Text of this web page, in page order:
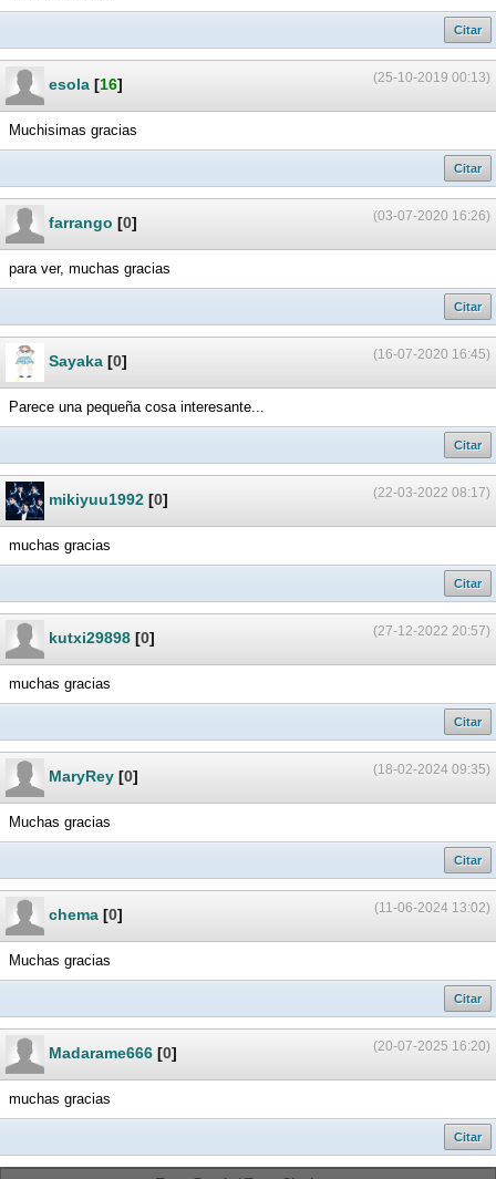
Citar
(25-10-2019 00:13)
esola [16]
Muchisimas gracias
Citar
(03-07-2020 16:26)
farrango [0]
para ver, muchas gracias
Citar
(16-07-2020 16:45)
Sayaka [0]
Parece una pequeña cosa interesante...
Citar
(22-03-2022 08:17)
mikiyuu1992 [0]
muchas gracias
Citar
(27-12-2022 20:57)
kutxi29898 [0]
muchas gracias
Citar
(18-02-2024 09:35)
MaryRey [0]
Muchas gracias
Citar
(11-06-2024 13:02)
chema [0]
Muchas gracias
Citar
(20-07-2025 16:20)
Madarame666 [0]
muchas gracias
Citar